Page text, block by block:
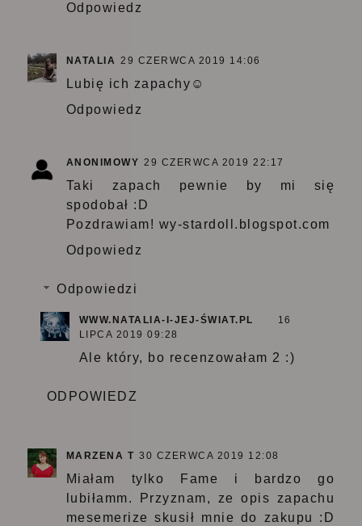
Odpowiedz
NATALIA 29 CZERWCA 2019 14:06
Lubię ich zapachy☺
Odpowiedz
ANONIMOWY 29 CZERWCA 2019 22:17
Taki zapach pewnie by mi się
spodobał :D
Pozdrawiam! wy-stardoll.blogspot.com
Odpowiedz
Odpowiedzi
WWW.NATALIA-I-JEJ-ŚWIAT.PL
16
LIPCA 2019 09:28
Ale który, bo recenzowałam 2 :)
ODPOWIEDZ
MARZENA T 30 CZERWCA 2019 12:08
Miałam tylko Fame i bardzo go
lubiłamm. Przyznam, ze opis zapachu
mesemerize skusił mnie do zakupu :D